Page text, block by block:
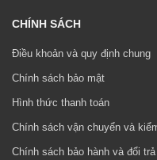
CHÍNH SÁCH
Điều khoản và quy định chung
Chính sách bảo mật
Hình thức thanh toán
Chính sách vận chuyển và
Chính sách bảo hành và đổi